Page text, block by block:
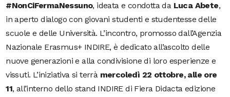
#NonCiFermaNessuno, ideata e condotta da Luca Abete,
in aperto dialogo con giovani studenti e studentesse delle
scuole e delle Università. L’incontro, promosso dall’Agenzia
Nazionale Erasmus+ INDIRE, è dedicato all’ascolto delle
nuove generazioni e alla condivisione di loro esperienze e
vissuti. L’iniziativa si terrà mercoledì 22 ottobre, alle ore
11, all’interno dello stand INDIRE di Fiera Didacta edizione